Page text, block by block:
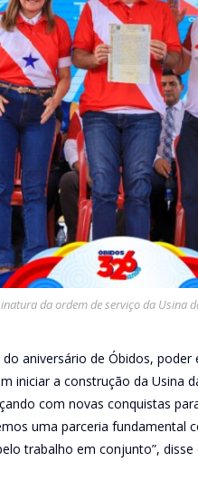
da ordem de serviço da Usina
aniversário de Óbidos,
iniciar a construção da Usina
com novas conquistas
uma parceria fundamental
trabalho em conjunto”,